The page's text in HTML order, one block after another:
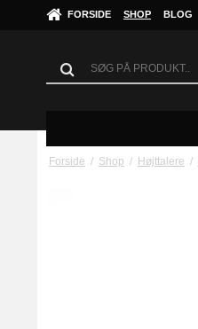
FORSIDE SHOP BLOG
Forside / Shop / Højttalere /